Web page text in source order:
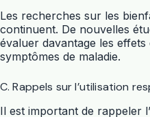
Les recherches sur les
continuent. De nouvelles
évaluer davantage les
symptômes de maladie.
C. Rappels sur l’utilisation
Il est important de rappeler